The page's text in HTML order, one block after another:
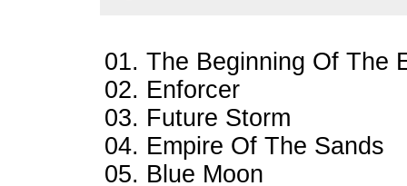
01. The Beginning Of The
02. Enforcer
03. Future Storm
04. Empire Of The Sands
05. Blue Moon